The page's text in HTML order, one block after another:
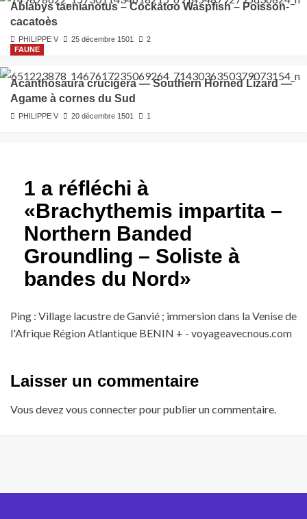
Ablabys taenianotus – Cockatoo Waspfish – Poisson-
cacatoès
PHILIPPE V 25 décembre 1501
2
FAUNE
Acanthosaura crucigera — Southern Horned Lizard —
Agame à cornes du Sud
PHILIPPE V 20 décembre 1501 1
1 a réfléchi à
«Brachythemis impartita –
Northern Banded
Groundling – Soliste à
bandes du Nord»
Ping : Village lacustre de Ganvié ; immersion dans la Venise de
l'Afrique Région Atlantique BENIN + - voyageavecnous.com
Laisser un commentaire
Vous devezvous connecterpour publier un commentaire.